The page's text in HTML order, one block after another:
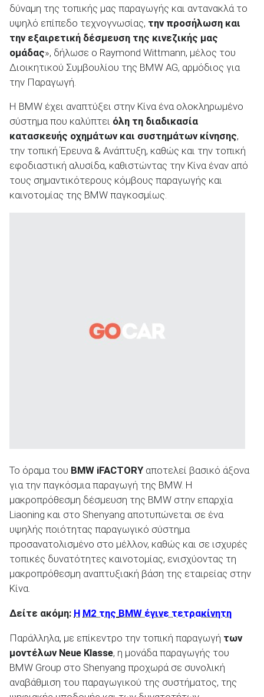
δύναμη της τοπικής μας παραγωγής και αντανακλά το
υψηλό επίπεδο τεχνογνωσίας, την προσήλωση και
την εξαιρετική δέσμευση της κινεζικής μας
ομάδας», δήλωσε ο Raymond Wittmann, μέλος του
Διοικητικού Συμβουλίου της BMW AG, αρμόδιος για
την Παραγωγή.
Η BMW έχει αναπτύξει στην Κίνα ένα ολοκληρωμένο
σύστημα που καλύπτει όλη τη διαδικασία
κατασκευής οχημάτων και συστημάτων κίνησης,
την τοπική Έρευνα & Ανάπτυξη, καθώς και την τοπική
εφοδιαστική αλυσίδα, καθιστώντας την Κίνα έναν από
τους σημαντικότερους κόμβους παραγωγής και
καινοτομίας της BMW παγκοσμίως.
Το όραμα του BMW iFACTORY αποτελεί βασικό άξονα
για την παγκόσμια παραγωγή της BMW. Η
μακροπρόθεσμη δέσμευση της BMW στην επαρχία
Liaoning και στο Shenyang αποτυπώνεται σε ένα
υψηλής ποιότητας παραγωγικό σύστημα
προσανατολισμένο στο μέλλον, καθώς και σε ισχυρές
τοπικές δυνατότητες καινοτομίας, ενισχύοντας τη
μακροπρόθεσμη αναπτυξιακή βάση της εταιρείας στην
Κίνα.
Δείτε ακόμη: Η M2 της BMW έγινε τετρακίνητη
Παράλληλα, με επίκεντρο την τοπική παραγωγή των
μοντέλων Neue Klasse, η μονάδα παραγωγής του
BMW Group στο Shenyang προχωρά σε συνολική
αναβάθμιση του παραγωγικού της συστήματος, της